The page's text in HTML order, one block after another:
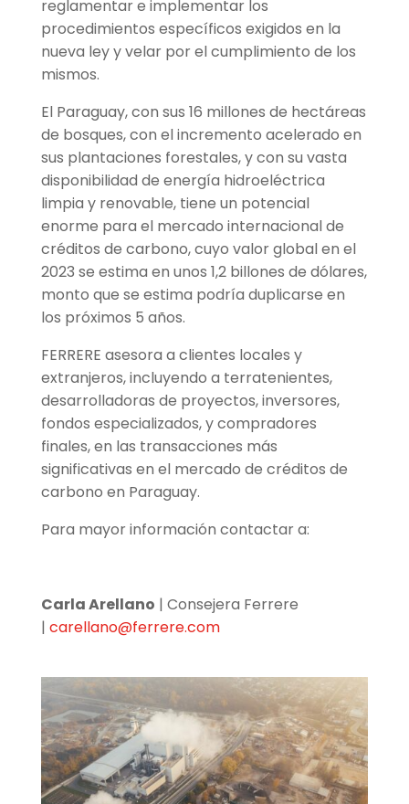
reglamentar e implementar los
procedimientos específicos exigidos en la
nueva ley y velar por el cumplimiento de los
mismos.
El Paraguay, con sus 16 millones de hectáreas
de bosques, con el incremento acelerado en
sus plantaciones forestales, y con su vasta
disponibilidad de energía hidroeléctrica
limpia y renovable, tiene un potencial
enorme para el mercado internacional de
créditos de carbono, cuyo valor global en el
2023 se estima en unos 1,2 billones de dólares,
monto que se estima podría duplicarse en
los próximos 5 años.
FERRERE asesora a clientes locales y
extranjeros, incluyendo a terratenientes,
desarrolladoras de proyectos, inversores,
fondos especializados, y compradores
finales, en las transacciones más
significativas en el mercado de créditos de
carbono en Paraguay.
Para mayor información contactar a:
Carla Arellano | Consejera Ferrere
| carellano@ferrere.com